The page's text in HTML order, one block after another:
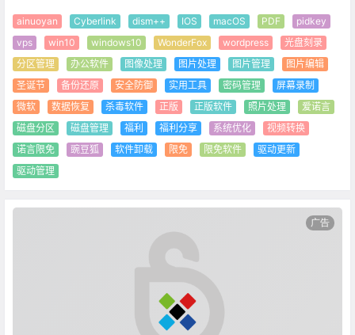
ainuoyan Cyberlink dism++ IOS macOS PDF
pidkey
vps
win10 windows10 WonderFox wordpress
光盘刻录
分区管理
办公软件 图像处理 图片处理 图片管理
图片编辑
圣诞节
备份还原 安全防御 实用工具 密码管理
屏幕录制
微软
数据恢复 杀毒软件 正版 正版软件 照片处理
爱诺言
磁盘分区
磁盘管理 福利 福利分享 系统优化
视频转换
诺言限免
豌豆狐 软件卸载 限免 限免软件
驱动更新
驱动管理